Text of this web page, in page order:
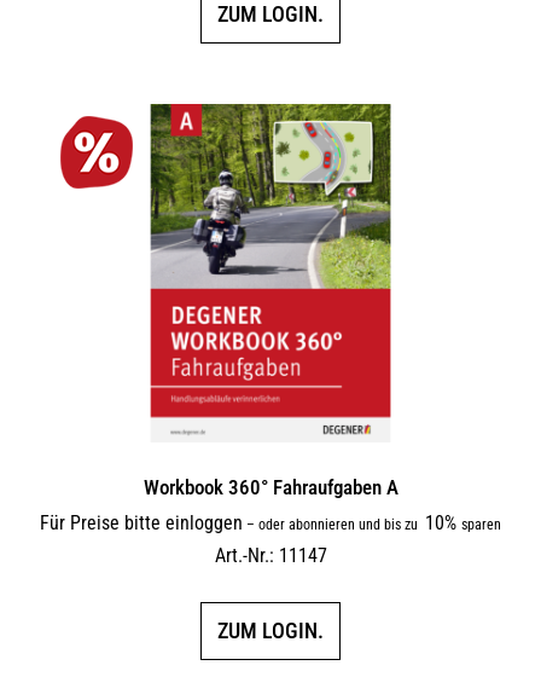
ZUM LOGIN.
Workbook 360° Fahraufgaben A
Für Preise bitte einloggen – oder abonnieren und bis zu 10% sparen
Art.-Nr.: 11147
ZUM LOGIN.